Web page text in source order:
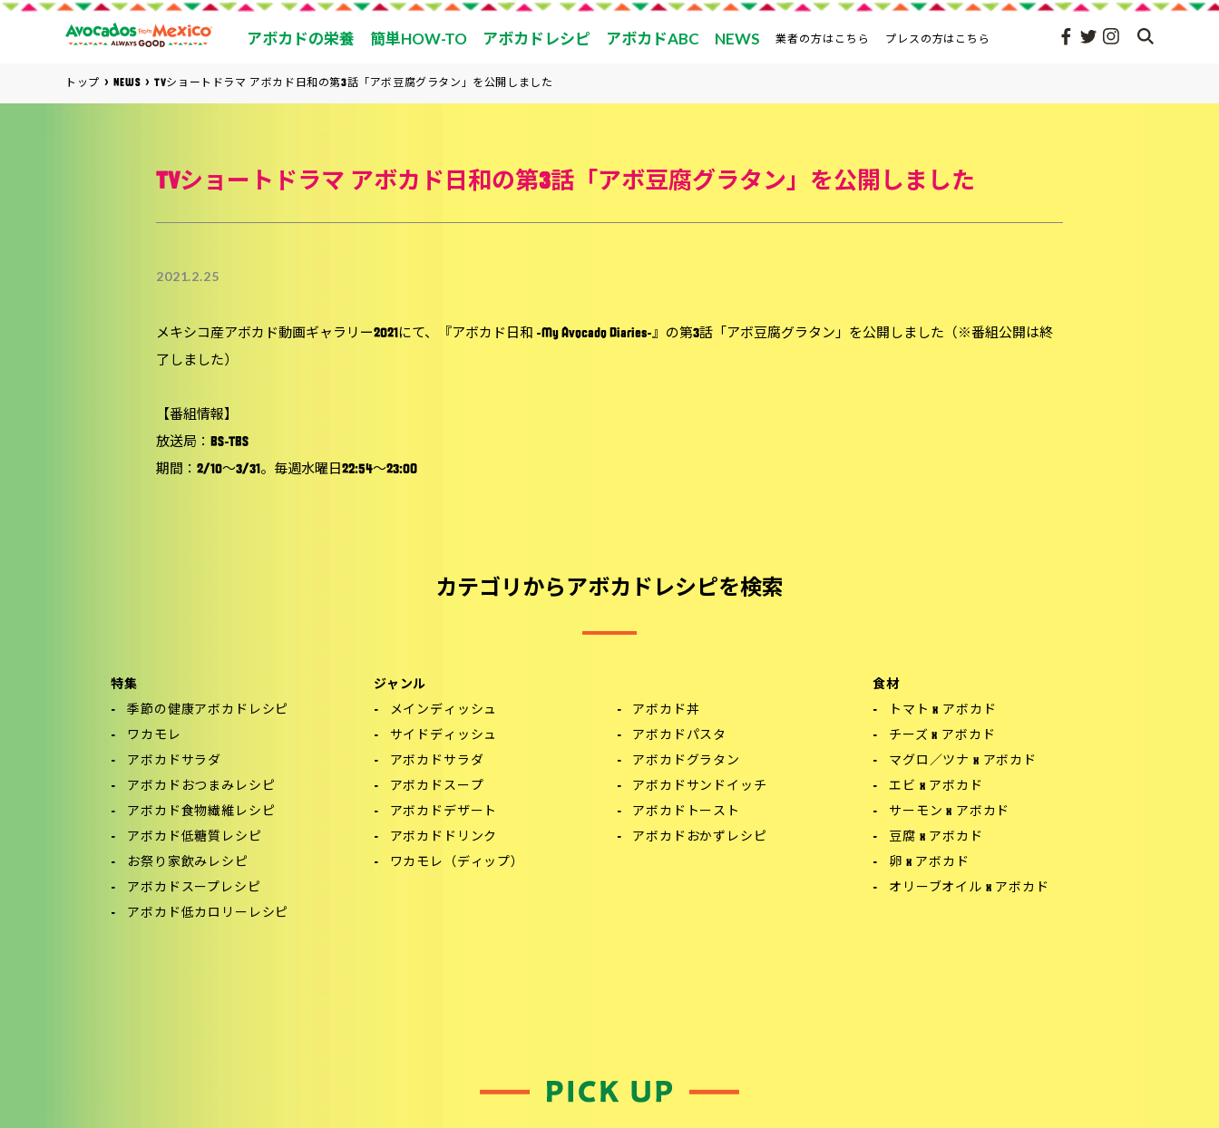
アボカドの栄養 簡単HOW-TO アボカドレシピ アボカドABC NEWS 業者の方はこちら プレスの方はこちら
トップ NEWS TVショートドラマ アボカド日和の第3話「アボ豆腐グラタン」を公開しました
TVショートドラマ アボカド日和の第3話「アボ豆腐グラタン」を公開しました
2021.2.25
メキシコ産アボカド動画ギャラリー2021にて、『アボカド日和 -My Avocado Diaries-』の第3話「アボ豆腐グラタン」を公開しました（※番組公開は終
了しました）
【番組情報】
放送局：BS-TBS
期間：2/10～3/31。毎週水曜日22:54～23:00
カテゴリからアボカドレシピを検索
特集
季節の健康アボカドレシピ
ワカモレ
アボカドサラダ
アボカドおつまみレシピ
アボカド食物繊維レシピ
アボカド低糖質レシピ
お祭り家飲みレシピ
アボカドスープレシピ
アボカド低カロリーレシピ
ジャンル
メインディッシュ
サイドディッシュ
アボカドサラダ
アボカドスープ
アボカドデザート
アボカドドリンク
ワカモレ（ディップ）
アボカド丼
アボカドパスタ
アボカドグラタン
アボカドサンドイッチ
アボカドトースト
アボカドおかずレシピ
食材
トマト x アボカド
チーズ x アボカド
マグロ／ツナ x アボカド
エビ x アボカド
サーモン x アボカド
豆腐 x アボカド
卵 x アボカド
オリーブオイル x アボカド